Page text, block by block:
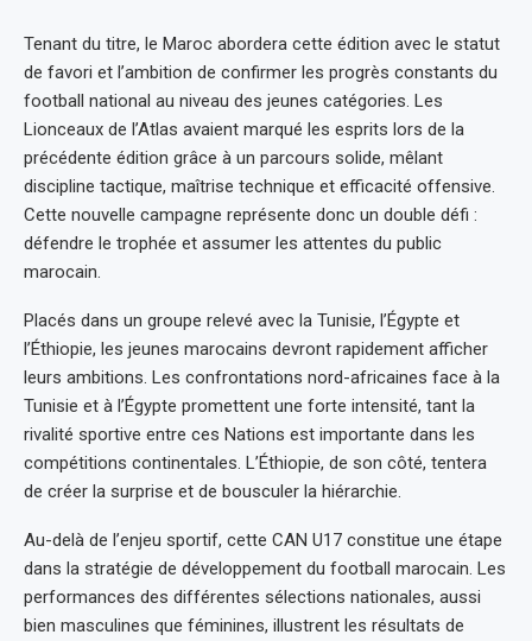
Tenant du titre, le Maroc abordera cette édition avec le statut
de favori et l’ambition de confirmer les progrès constants du
football national au niveau des jeunes catégories. Les
Lionceaux de l’Atlas avaient marqué les esprits lors de la
précédente édition grâce à un parcours solide, mêlant
discipline tactique, maîtrise technique et efficacité offensive.
Cette nouvelle campagne représente donc un double défi :
défendre le trophée et assumer les attentes du public
marocain.
Placés dans un groupe relevé avec la Tunisie, l’Égypte et
l’Éthiopie, les jeunes marocains devront rapidement afficher
leurs ambitions. Les confrontations nord-africaines face à la
Tunisie et à l’Égypte promettent une forte intensité, tant la
rivalité sportive entre ces Nations est importante dans les
compétitions continentales. L’Éthiopie, de son côté, tentera
de créer la surprise et de bousculer la hiérarchie.
Au-delà de l’enjeu sportif, cette CAN U17 constitue une étape
dans la stratégie de développement du football marocain. Les
performances des différentes sélections nationales, aussi
bien masculines que féminines, illustrent les résultats de